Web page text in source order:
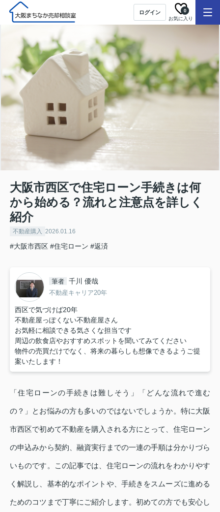
ログイン
お気に入り
0
大阪市西区で住宅ローン手続きは何
から始める？流れと注意点を詳しく
紹介
不動産購入 2026.01.16
#大阪市西区 #住宅ローン #返済
筆者 千川 優哉
不動産キャリア20年
西区で気づけば20年
不動産屋っぽくない不動産屋さん
お気軽に相談できる気さくな担当です
周辺の飲食店やおすすめスポットを聞いてみてください
物件の売買だけでなく、将来の暮らしも想像できるようご提
案いたします！
「住宅ローンの手続きは難しそう」「どんな流れで進む
の？」とお悩みの方も多いのではないでしょうか。特に大阪
市西区で初めて不動産を購入される方にとって、住宅ローン
の申込みから契約、融資実行までの一連の手順は分かりづら
いものです。この記事では、住宅ローンの流れをわかりやす
く解説し、基本的なポイントや、手続きをスムーズに進める
ためのコツまで丁寧にご紹介します。初めての方でも安心し